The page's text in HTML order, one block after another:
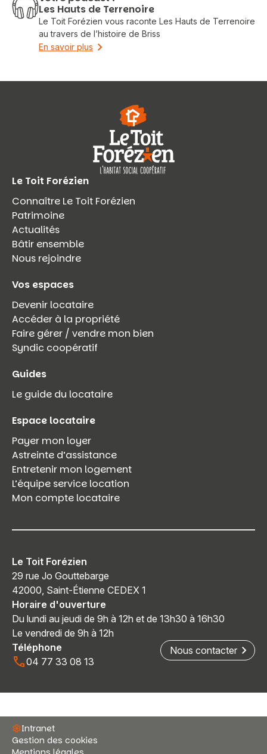
Vous recherchez&nbsp;:
Les Hauts de Terrenoire
Le Toit Forézien vous raconte Les Hauts de Terrenoire
au travers de l’histoire de Briss
En savoir plus
Le Toit Forézien
Connaître Le Toit Forézien
Patrimoine
Actualités
Bâtir ensemble
Nous rejoindre
Vos espaces
Devenir locataire
Accéder à la propriété
Faire gérer / vendre mon bien
Syndic coopératif
Guides
Le guide du locataire
Espace locataire
Payer mon loyer
Astreinte d’assistance
Entretenir mon logement
L’équipe service location
Mon compte locataire
Le Toit Forézien
29 rue Jo Gouttebarge
42000, Saint-Étienne CEDEX 1
Horaire d'ouverture
Du lundi au jeudi de 9h à 12h et de 13h30 à 16h30
Le vendredi de 9h à 12h
Téléphone
04 77 33 08 13
Nous contacter
Intranet
Gestion des cookies